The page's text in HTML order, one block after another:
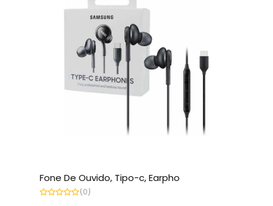
Fone De Ouvido, Tipo-c, Earpho
(0)